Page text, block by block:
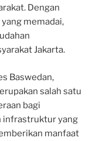
Dengan
memadai,
Jakarta.
Baswedan,
salah satu
bagi
infrastruktur yang
manfaat